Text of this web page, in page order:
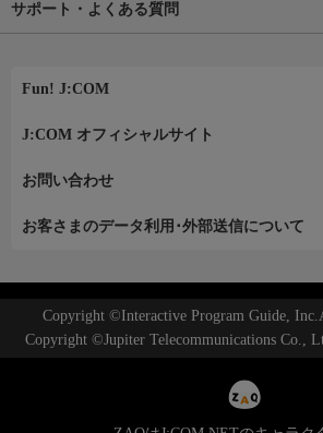
サポート・よくある質問
Fun! J:COM
J:COM オフィシャルサイト
お問い合わせ
お客さまのデータ利用･外部送信について
Copyright ©Interactive Program Guide,
Copyright ©Jupiter Telecommunications Co.,